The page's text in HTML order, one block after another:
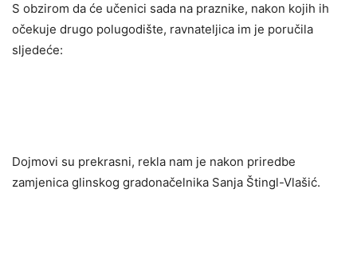
S obzirom da će učenici sada na praznike, nakon kojih ih
očekuje drugo polugodište, ravnateljica im je poručila
sljedeće:
Dojmovi su prekrasni, rekla nam je nakon priredbe
zamjenica glinskog gradonačelnika Sanja Štingl-Vlašić.